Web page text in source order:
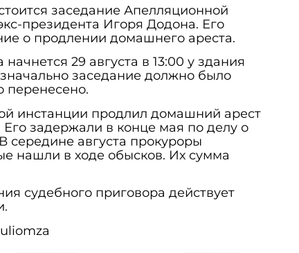
заседание Апелляционной
президента Игоря Додона. Его
о продлении домашнего ареста.
29 августа в 13:00 у здания
заседание должно было
перенесено.
инстанции продлил домашний арест
задержали в конце мая по делу о
середине августа прокуроры
нашли в ходе обысков. Их сумма
судебного приговора действует